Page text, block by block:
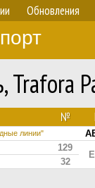
Обновления
№
линии"
129
32